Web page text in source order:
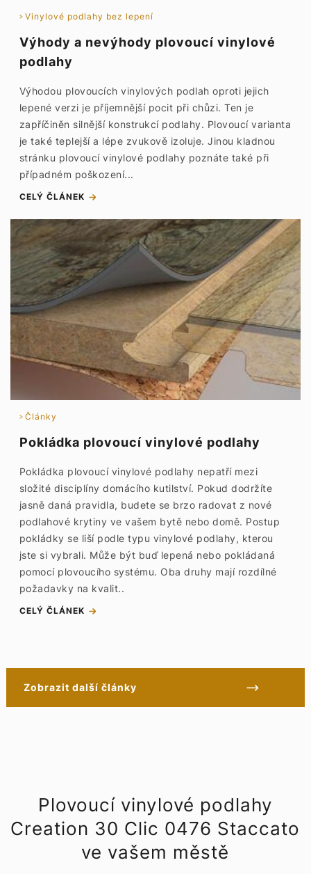
Vinylové podlahy bez lepení
Výhody a nevýhody plovoucí vinylové
podlahy
Výhodou plovoucích vinylových podlah oproti jejich
lepené verzi je příjemnější pocit při chůzi. Ten je
zapříčiněn silnější konstrukcí podlahy. Plovoucí varianta
je také teplejší a lépe zvukově izoluje. Jinou kladnou
stránku plovoucí vinylové podlahy poznáte také při
případném poškození...
CELÝ ČLÁNEK
Články
Pokládka plovoucí vinylové podlahy
Pokládka plovoucí vinylové podlahy nepatří mezi
složité disciplíny domácího kutilství. Pokud dodržíte
jasně daná pravidla, budete se brzo radovat z nové
podlahové krytiny ve vašem bytě nebo domě. Postup
pokládky se liší podle typu vinylové podlahy, kterou
jste si vybrali. Může být buď lepená nebo pokládaná
pomocí plovoucího systému. Oba druhy mají rozdílné
požadavky na kvalit..
CELÝ ČLÁNEK
Zobrazit další články
Plovoucí vinylové podlahy
Creation 30 Clic 0476 Staccato
ve vašem městě